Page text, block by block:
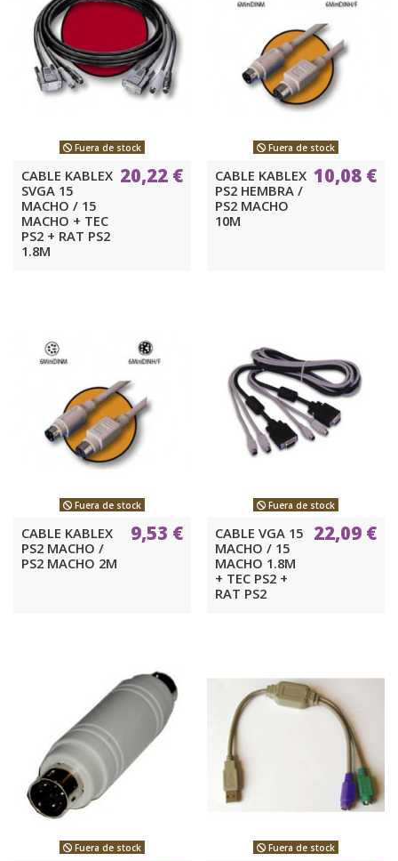
Fuera de stock
CABLE KABLEX
SVGA 15
MACHO / 15
MACHO + TEC
PS2 + RAT PS2
1.8M
20,22 €
Fuera de stock
CABLE KABLEX
PS2 HEMBRA /
PS2 MACHO
10M
10,08 €
Fuera de stock
CABLE KABLEX
PS2 MACHO /
PS2 MACHO 2M
9,53 €
Fuera de stock
CABLE VGA 15
MACHO / 15
MACHO 1.8M
+ TEC PS2 +
RAT PS2
22,09 €
Fuera de stock Fuera de stock